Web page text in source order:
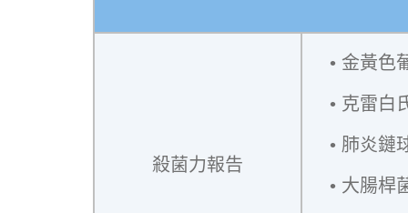
殺菌力報告
金黃色
克雷白
肺炎鏈
大腸桿